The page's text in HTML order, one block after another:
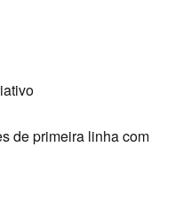
de primeira linha com